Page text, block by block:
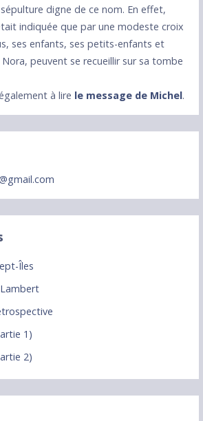
digne de ce nom. En effet,
indiquée que par une modeste croix
ses enfants, ses petits-enfants et
peuvent se recueillir sur sa tombe
à lire le message de Michel.
Îles
1)
2)